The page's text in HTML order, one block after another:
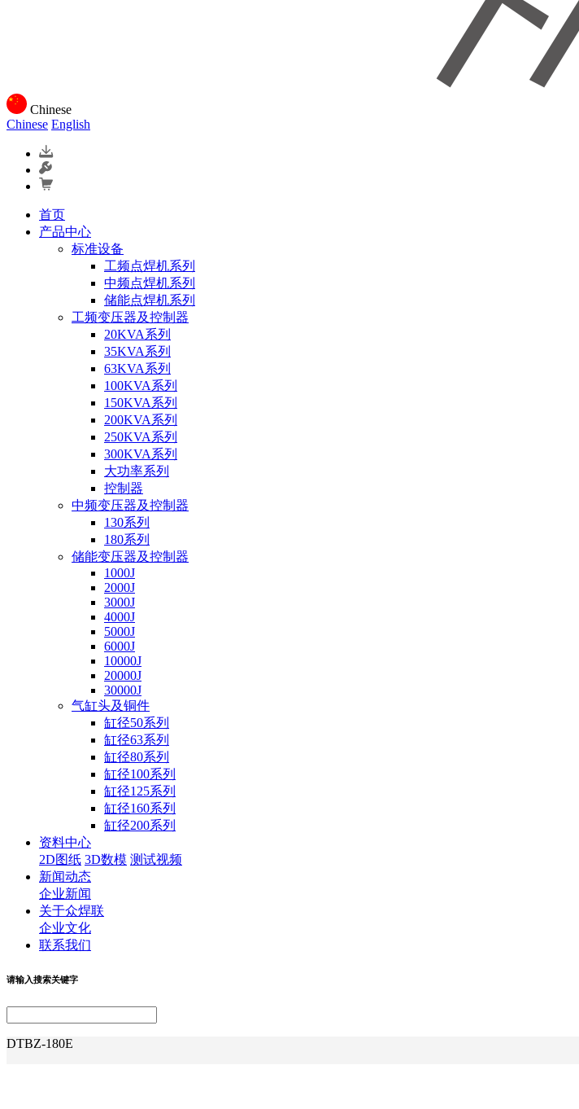
Chinese
Chinese English
首页
产品中心
标准设备
工频点焊机系列
中频点焊机系列
储能点焊机系列
工频变压器及控制器
20KVA系列
35KVA系列
63KVA系列
100KVA系列
150KVA系列
200KVA系列
250KVA系列
300KVA系列
大功率系列
控制器
中频变压器及控制器
130系列
180系列
储能变压器及控制器
1000J
2000J
3000J
4000J
5000J
6000J
10000J
20000J
30000J
气缸头及铜件
缸径50系列
缸径63系列
缸径80系列
缸径100系列
缸径125系列
缸径160系列
缸径200系列
资料中心
2D图纸 3D数模 测试视频
新闻动态
企业新闻
关于众焊联
企业文化
联系我们
请输入搜索关键字
DTBZ-180E